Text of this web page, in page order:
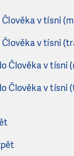
v tísni
v tísni
Člověka v tísni
Člověka v tísni